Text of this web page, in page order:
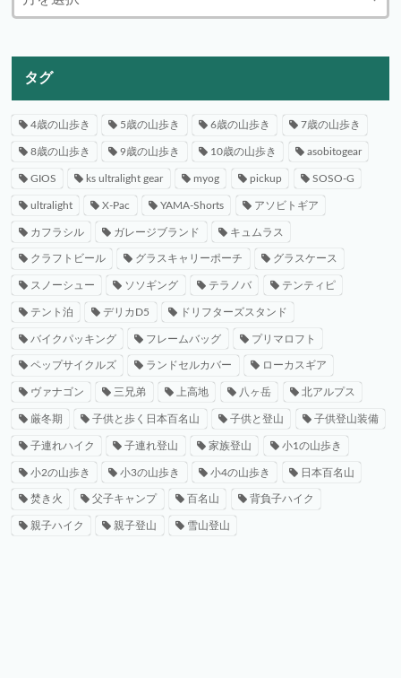
タグ
4歳の山歩き 5歳の山歩き 6歳の山歩き 7歳の山歩き
8歳の山歩き 9歳の山歩き 10歳の山歩き asobitogear
GIOS ks ultralight gear myog pickup SOSO-G
ultralight X-Pac YAMA-Shorts アソビトギア
カフラシル ガレージブランド キュムラス
クラフトビール グラスキャリーポーチ グラスケース
スノーシュー ソソギング テラノバ テンティピ
テント泊 デリカD5 ドリフターズスタンド
バイクパッキング フレームバッグ プリマロフト
ペップサイクルズ ランドセルカバー ローカスギア
ヴァナゴン 三兄弟 上高地 八ヶ岳 北アルプス
厳冬期 子供と歩く日本百名山 子供と登山 子供登山装備
子連れハイク 子連れ登山 家族登山 小1の山歩き
小2の山歩き 小3の山歩き 小4の山歩き 日本百名山
焚き火 父子キャンプ 百名山 背負子ハイク
親子ハイク 親子登山 雪山登山